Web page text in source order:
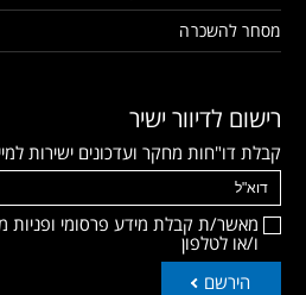
מסחר להשכרה
רישום לדיוור ישיר
קבלת דו"חות מחקר ועדכונים ישירות
מאשר/ת קבלת מידע פרסומי ופניות
ו/או לטלפון
הירשם